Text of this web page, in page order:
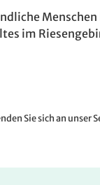
im
Sie sich an unser